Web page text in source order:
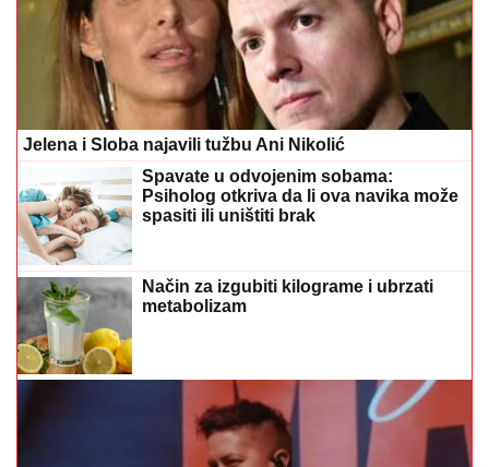
Jelena i Sloba najavili tužbu Ani Nikolić
Spavate u odvojenim sobama:
Psiholog otkriva da li ova navika može
spasiti ili uništiti brak
Način za izgubiti kilograme i ubrzati
metabolizam